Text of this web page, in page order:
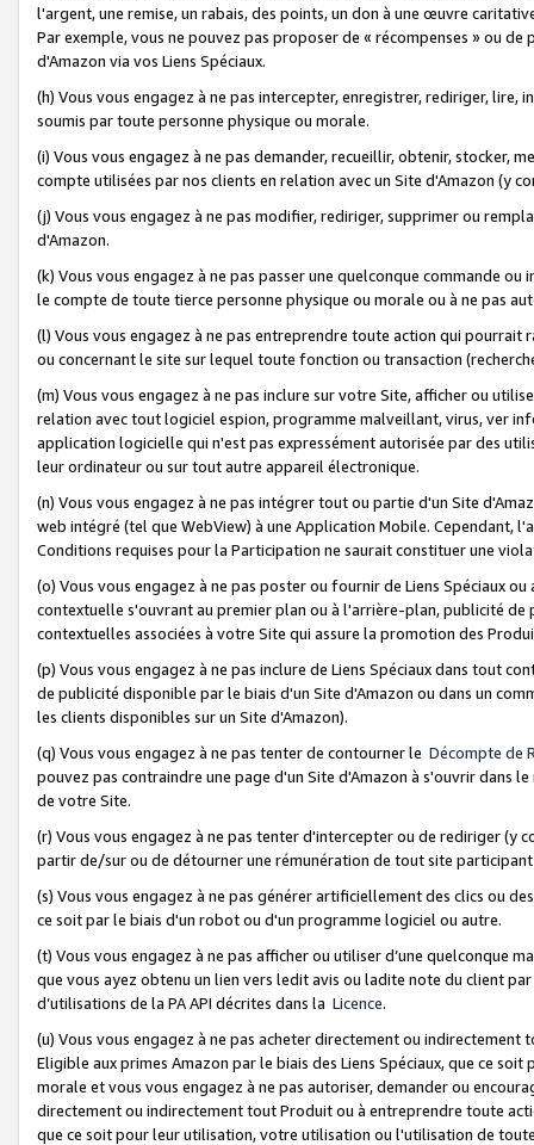
l'argent, une remise, un rabais, des points, un don à une œuvre
Par exemple, vous ne pouvez pas proposer de « récompenses » ou
d'Amazon via vos Liens Spéciaux.
(h) Vous vous engagez à ne pas intercepter, enregistrer, rediriger,
soumis par toute personne physique ou morale.
(i) Vous vous engagez à ne pas demander, recueillir, obtenir, stocker,
compte utilisées par nos clients en relation avec un Site d'Amazon (y
(j) Vous vous engagez à ne pas modifier, rediriger, supprimer ou
d'Amazon.
(k) Vous vous engagez à ne pas passer une quelconque commande
le compte de toute tierce personne physique ou morale ou à ne pas
(l) Vous vous engagez à ne pas entreprendre toute action qui
ou concernant le site sur lequel toute fonction ou transaction
(m) Vous vous engagez à ne pas inclure sur votre Site, afficher ou
relation avec tout logiciel espion, programme malveillant, virus, ver
application logicielle qui n'est pas expressément autorisée par des
leur ordinateur ou sur tout autre appareil électronique.
(n) Vous vous engagez à ne pas intégrer tout ou partie d'un Site
web intégré (tel que WebView) à une Application Mobile. Cependant,
Conditions requises pour la Participation ne saurait constituer une
(o) Vous vous engagez à ne pas poster ou fournir de Liens Spéciaux
contextuelle s'ouvrant au premier plan ou à l'arrière-plan, publicité
contextuelles associées à votre Site qui assure la promotion des
(p) Vous vous engagez à ne pas inclure de Liens Spéciaux dans tout
de publicité disponible par le biais d'un Site d'Amazon ou dans un
les clients disponibles sur un Site d'Amazon).
(q) Vous vous engagez à ne pas tenter de contourner le Décompte de
pouvez pas contraindre une page d'un Site d'Amazon à s'ouvrir dans
de votre Site.
(r) Vous vous engagez à ne pas tenter d'intercepter ou de rediriger
partir de/sur ou de détourner une rémunération de tout site
(s) Vous vous engagez à ne pas générer artificiellement des clics ou
ce soit par le biais d'un robot ou d'un programme logiciel ou autre.
(t) Vous vous engagez à ne pas afficher ou utiliser d’une quelconque
que vous ayez obtenu un lien vers ledit avis ou ladite note du client
d’utilisations de la PA API décrites dans la Licence.
(u) Vous vous engagez à ne pas acheter directement ou
Eligible aux primes Amazon par le biais des Liens Spéciaux, que ce
morale et vous vous engagez à ne pas autoriser, demander ou
directement ou indirectement tout Produit ou à entreprendre toute
que ce soit pour leur utilisation, votre utilisation ou l'utilisation de